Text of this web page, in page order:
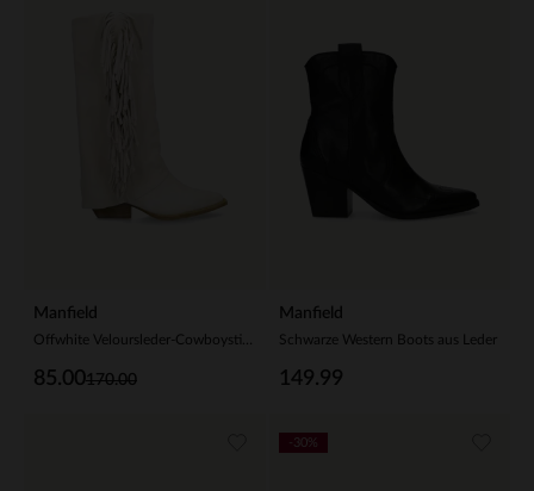
Manfield
170.00
85.00
Manfield
Schwarze Western Boots aus Leder
149.99
-30%